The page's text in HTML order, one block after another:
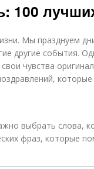
100
Мы празднуем
другие события.
чувства
выбрать слова,
фраз, которые